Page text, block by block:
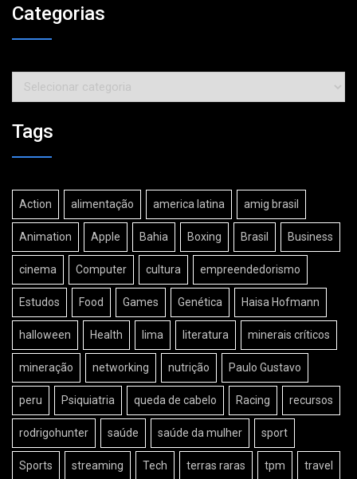
Categorias
Categorias
Tags
Action alimentação america latina amig brasil
Animation Apple Bahia Boxing Brasil Business
cinema Computer cultura empreendedorismo
Estudos Food Games Genética Haisa Hofmann
halloween Health lima literatura minerais críticos
mineração networking nutrição Paulo Gustavo
peru Psiquiatria queda de cabelo Racing recursos
rodrigohunter saúde saúde da mulher sport
Sports streaming Tech terras raras tpm travel